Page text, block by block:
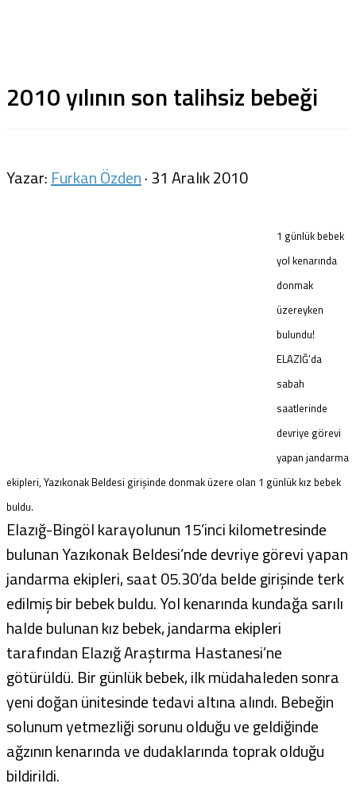
2010 yılının son talihsiz bebeği
Yazar: Furkan Özden·31 Aralık 2010
1 günlük bebek
yol kenarında
donmak
üzereyken
bulundu!
ELAZIĞ’da
sabah
saatlerinde
devriye görevi
yapan jandarma
ekipleri, Yazıkonak Beldesi girişinde donmak üzere olan 1 günlük kız bebek
buldu.
Elazığ-Bingöl karayolunun 15’inci kilometresinde
bulunan Yazıkonak Beldesi’nde devriye görevi yapan
jandarma ekipleri, saat 05.30’da belde girişinde terk
edilmiş bir bebek buldu. Yol kenarında kundağa sarılı
halde bulunan kız bebek, jandarma ekipleri
tarafından Elazığ Araştırma Hastanesi’ne
götürüldü. Bir günlük bebek, ilk müdahaleden sonra
yeni doğan ünitesinde tedavi altına alındı. Bebeğin
solunum yetmezliği sorunu olduğu ve geldiğinde
ağzının kenarında ve dudaklarında toprak olduğu
bildirildi.